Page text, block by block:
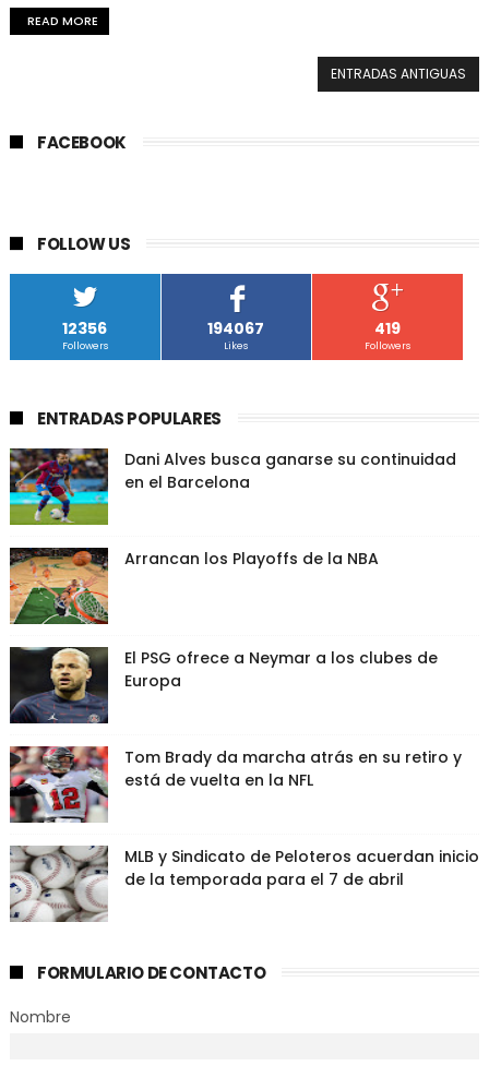
READ MORE
ENTRADAS ANTIGUAS
FACEBOOK
FOLLOW US
12356
Followers
194067
Likes
419
Followers
ENTRADAS POPULARES
Dani Alves busca ganarse su continuidad
en el Barcelona
Arrancan los Playoffs de la NBA
El PSG ofrece a Neymar a los clubes de
Europa
Tom Brady da marcha atrás en su retiro y
está de vuelta en la NFL
MLB y Sindicato de Peloteros acuerdan inicio
de la temporada para el 7 de abril
FORMULARIO DE CONTACTO
Nombre